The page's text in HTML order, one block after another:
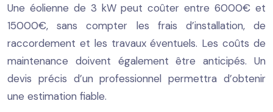
Une éolienne de 3 kW peut coûter entre 6000€ et
15000€, sans compter les frais d’installation, de
raccordement et les travaux éventuels. Les coûts de
maintenance doivent également être anticipés. Un
devis précis d’un professionnel permettra d’obtenir
une estimation fiable.